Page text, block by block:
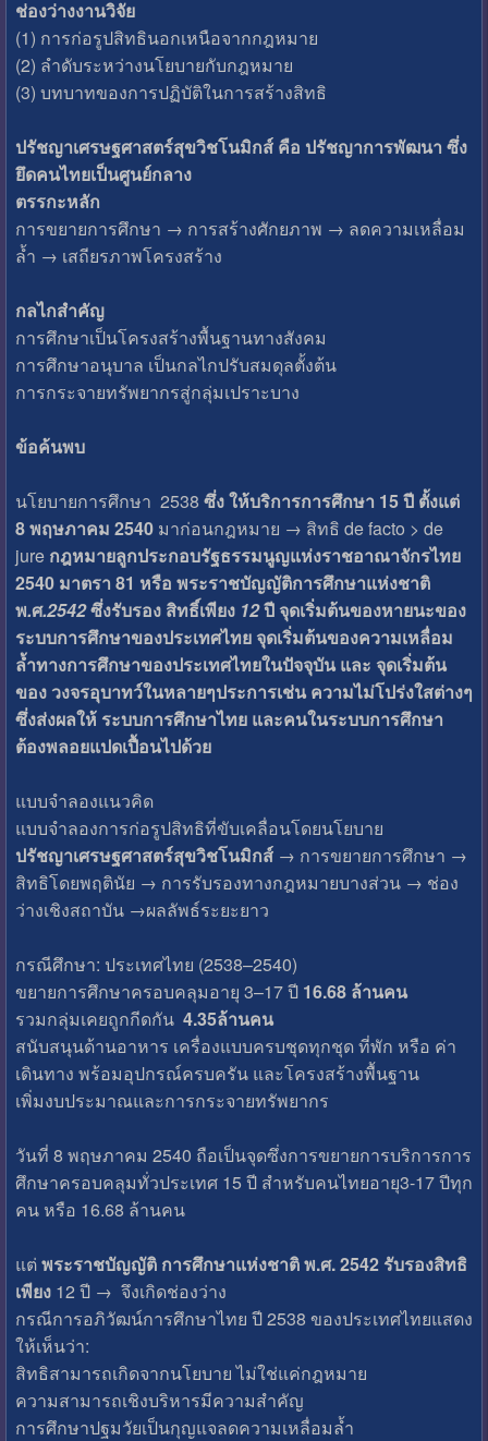
ช่องว่างงานวิจัย
(1) การก่อรูปสิทธินอกเหนือจากกฎหมาย
(2) ลำดับระหว่างนโยบายกับกฎหมาย
(3) บทบาทของการปฏิบัติในการสร้างสิทธิ
ปรัชญาเศรษฐศาสตร์สุขวิชโนมิกส์ คือ ปรัชญาการพัฒนา ซึ่ง
ยึดคนไทยเป็นศูนย์กลาง
ตรรกะหลัก
การขยายการศึกษา → การสร้างศักยภาพ → ลดความเหลื่อม
ล้ำ → เสถียรภาพโครงสร้าง
กลไกสำคัญ
การศึกษาเป็นโครงสร้างพื้นฐานทางสังคม
การศึกษาอนุบาล เป็นกลไกปรับสมดุลตั้งต้น
การกระจายทรัพยากรสู่กลุ่มเปราะบาง
ข้อค้นพบ
นโยบายการศึกษา 2538 ซึ่ง ให้บริการการศึกษา 15 ปี ตั้งแต่
8 พฤษภาคม 2540 มาก่อนกฎหมาย → สิทธิ de facto > de
jure กฎหมายลูกประกอบรัฐธรรมนูญแห่งราชอาณาจักรไทย
2540 มาตรา 81 หรือ พระราชบัญญัติการศึกษาแห่งชาติ
พ.ศ.2542ซึ่งรับรอง สิทธิ์เพียง12ปี จุดเริ่มต้นของหายนะของ
ระบบการศึกษาของประเทศไทย จุดเริ่มต้นของความเหลื่อม
ล้ำทางการศึกษาของประเทศไทยในปัจจุบัน และ จุดเริ่มต้น
ของ วงจรอุบาทว์ในหลายๆประการเช่น ความไม่โปร่งใสต่างๆ
ซึ่งส่งผลให้ ระบบการศึกษาไทย และคนในระบบการศึกษา
ต้องพลอยแปดเปื้อนไปด้วย
แบบจำลองแนวคิด
แบบจำลองการก่อรูปสิทธิที่ขับเคลื่อนโดยนโยบาย
ปรัชญาเศรษฐศาสตร์สุขวิชโนมิกส์→ การขยายการศึกษา →
สิทธิโดยพฤตินัย → การรับรองทางกฎหมายบางส่วน → ช่อง
ว่างเชิงสถาบัน →ผลลัพธ์ระยะยาว
กรณีศึกษา: ประเทศไทย (2538–2540)
ขยายการศึกษาครอบคลุมอายุ 3–17 ปี 16.68 ล้านคน
รวมกลุ่มเคยถูกกีดกัน 4.35ล้านคน
สนับสนุนด้านอาหาร เครื่องแบบครบชุดทุกชุด ที่พัก หรือ ค่า
เดินทาง พร้อมอุปกรณ์ครบครัน และโครงสร้างพื้นฐาน
เพิ่มงบประมาณและการกระจายทรัพยากร
วันที่ 8 พฤษภาคม 2540 ถือเป็นจุดซึ่งการขยายการบริการการ
ศึกษาครอบคลุมทั่วประเทศ 15 ปี สำหรับคนไทยอายุ3-17 ปีทุก
คน หรือ 16.68 ล้านคน
แต่พระราชบัญญัติ การศึกษาแห่งชาติ พ.ศ. 2542 รับรองสิทธิ
เพียง12 ปี → จึงเกิดช่องว่าง
กรณีการอภิวัฒน์การศึกษาไทย ปี 2538 ของประเทศไทยแสดง
ให้เห็นว่า:
สิทธิสามารถเกิดจากนโยบาย ไม่ใช่แค่กฎหมาย
ความสามารถเชิงบริหารมีความสำคัญ
การศึกษาปฐมวัยเป็นกุญแจลดความเหลื่อมล้ำ